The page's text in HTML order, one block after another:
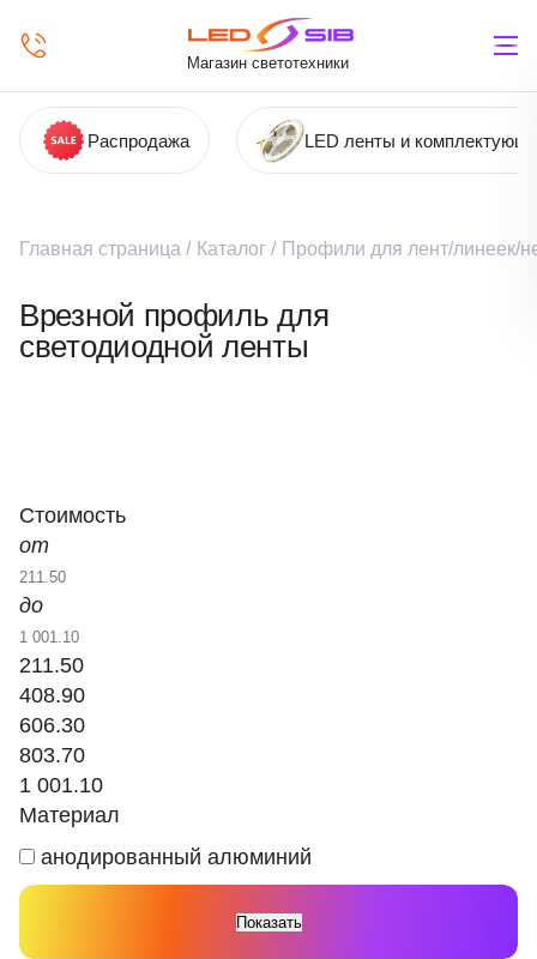
Магазин светотехники
Распродажа LED ленты и
Главная страница / Каталог / Профили для лент/линеек/
Врезной профиль для
светодиодной ленты
Стоимость
от
до
211.50
408.90
606.30
803.70
1 001.10
Материал
анодированный алюминий